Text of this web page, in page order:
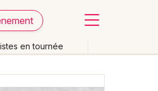
en tournée